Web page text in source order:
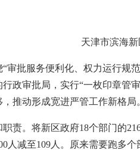
天津市滨海
批服务便利化、权力运行规
政审批局，实行“一枚印章管
推动形成宽进严管工作新格局
。将新区政府18个部门的
人减至109人。原来需要跑多